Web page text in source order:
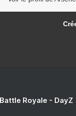
Royale - DayZ